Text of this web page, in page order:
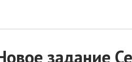
задание